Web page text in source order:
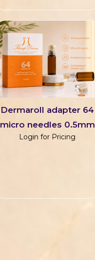
Dermaroll adapter 64
micro needles 0.5mm
Login for Pricing